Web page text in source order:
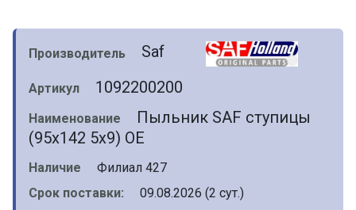
Производитель Saf
Артикул 1092200200
Наименование
Пыльник SAF ступицы
(95x142 5x9) OE
Наличие
Филиал 427
Срок поставки:
09.08.2026 (2 сут.)